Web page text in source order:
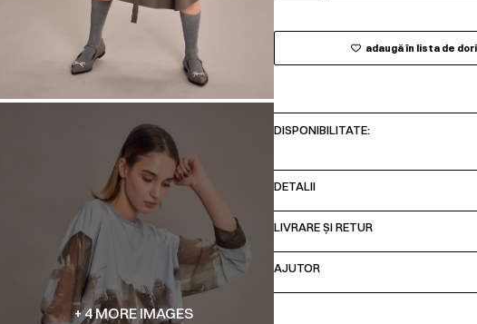
+ 4 MORE IMAGES
adaugă în lista de
DISPONIBILITATE:
DETALII
LIVRARE ȘI RETUR
AJUTOR